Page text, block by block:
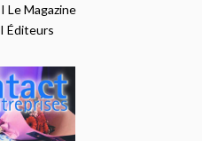
ILe Magazine
IÉditeurs